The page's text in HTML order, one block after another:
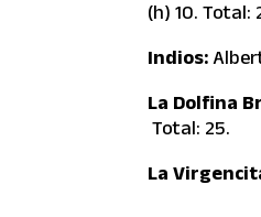
(h) 10. Total:
Indios:
La Dolfina
Total: 25.
La